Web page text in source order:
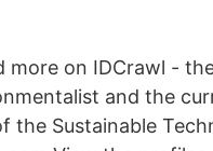
more on IDCrawl -
and the
the Sustainable